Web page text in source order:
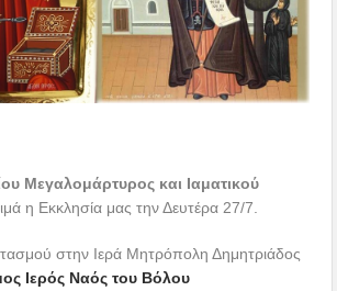
Μεγαλομάρτυρος και Ιαματικού
η Εκκλησία μας την Δευτέρα 27/7.
στην Ιερά Μητρόπολη Δημητριάδος
Ιερός Ναός του Βόλου